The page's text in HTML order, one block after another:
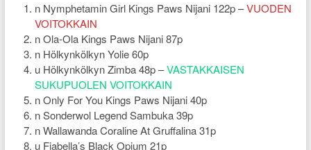
n Nymphetamin Girl Kings Paws Nijani 122p –VUODEN
VOITOKKAIN
n Ola-Ola Kings Paws Nijani 87p
n Hölkynkölkyn Yolie 60p
u Hölkynkölkyn Zimba 48p –VASTAKKAISEN
SUKUPUOLEN VOITOKKAIN
n Only For You Kings Paws Nijani 40p
n Sonderwol Legend Sambuka 39p
n Wallawanda Coraline At Gruffalina 31p
u Fiabella’s Black Opium 21p